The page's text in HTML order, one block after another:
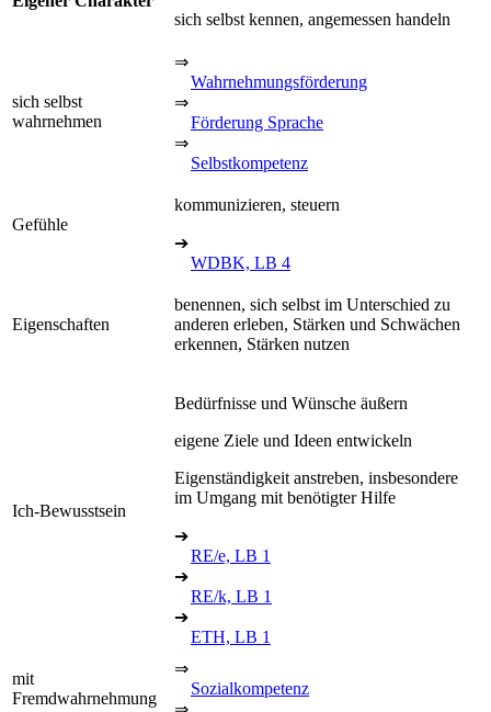
sich selbst kennen, angemessen handeln
sich selbst
wahrnehmen
⇒
Wahrnehmungsförderung
⇒
Förderung Sprache
⇒
Selbstkompetenz
Gefühle
kommunizieren, steuern
➔
WDBK, LB 4
Eigenschaften
benennen, sich selbst im Unterschied zu
anderen erleben, Stärken und Schwächen
erkennen, Stärken nutzen
Ich-Bewusstsein
Bedürfnisse und Wünsche äußern
eigene Ziele und Ideen entwickeln
Eigenständigkeit anstreben, insbesondere
im Umgang mit benötigter Hilfe
➔
RE/e, LB 1
➔
RE/k, LB 1
➔
ETH, LB 1
mit
Fremdwahrnehmung
⇒
Sozialkompetenz